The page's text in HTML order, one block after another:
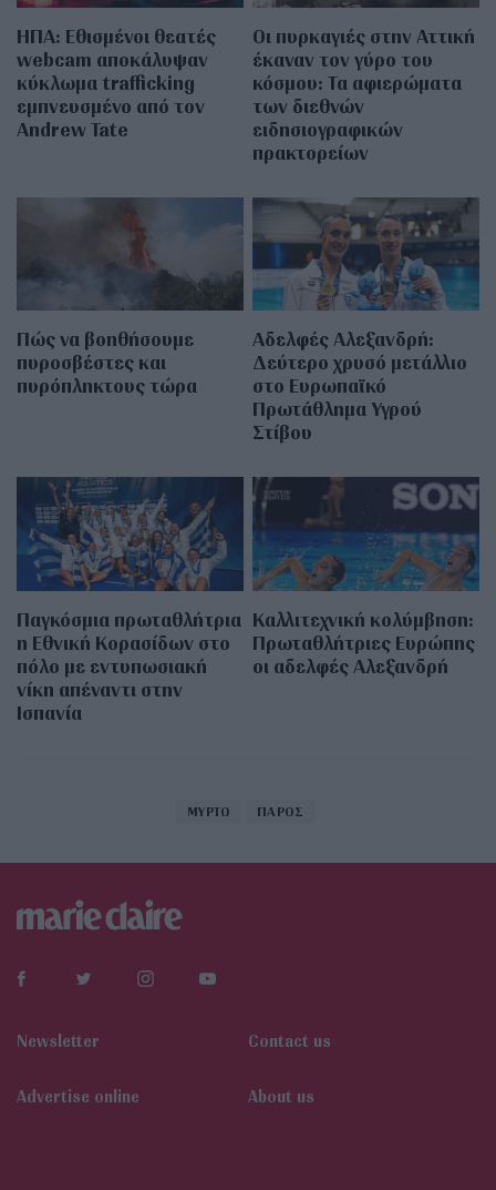
ΗΠΑ: Εθισμένοι θεατές
webcam αποκάλυψαν
κύκλωμα trafficking
εμπνευσμένο από τον
Andrew Tate
Οι πυρκαγιές στην Αττική
έκαναν τον γύρο του
κόσμου: Τα αφιερώματα
των διεθνών
ειδησιογραφικών
πρακτορείων
Πώς να βοηθήσουμε
πυροσβέστες και
πυρόπληκτους τώρα
Αδελφές Αλεξανδρή:
Δεύτερο χρυσό μετάλλιο
στο Ευρωπαϊκό
Πρωτάθλημα Υγρού
Στίβου
Παγκόσμια πρωταθλήτρια
η Εθνική Κορασίδων στο
πόλο με εντυπωσιακή
νίκη απέναντι στην
Ισπανία
Καλλιτεχνική κολύμβηση:
Πρωταθλήτριες Ευρώπης
οι αδελφές Αλεξανδρή
ΜΥΡΤΩ ΠΑΡΟΣ
Newsletter Contact us
Αdvertise online About us